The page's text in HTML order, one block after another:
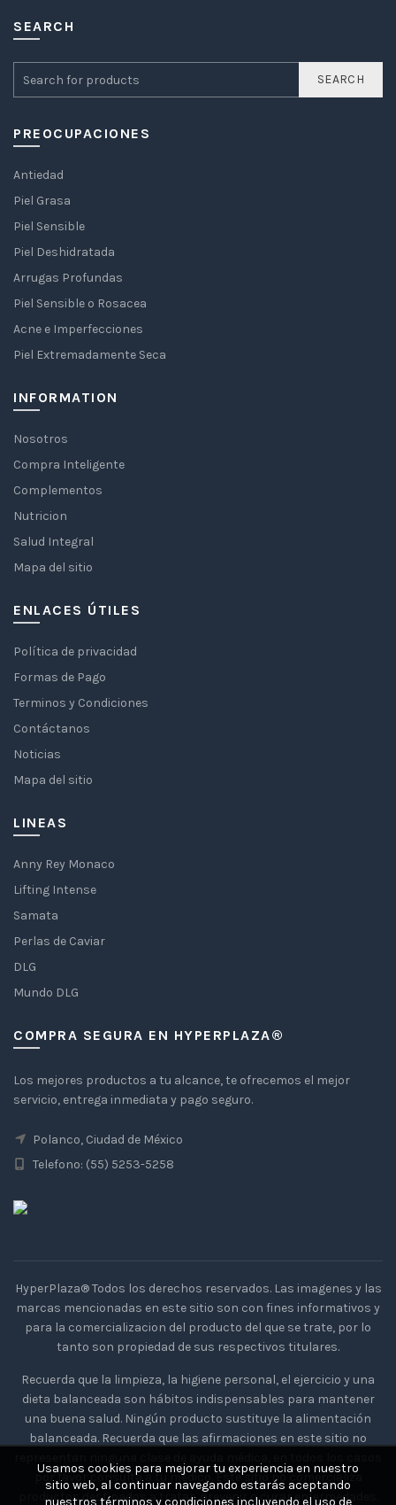
SEARCH
SEARCH
PREOCUPACIONES
Antiedad
Piel Grasa
Piel Sensible
Piel Deshidratada
Arrugas Profundas
Piel Sensible o Rosacea
Acne e Imperfecciones
Piel Extremadamente Seca
INFORMATION
Nosotros
Compra Inteligente
Complementos
Nutricion
Salud Integral
Mapa del sitio
ENLACES ÚTILES
Política de privacidad
Formas de Pago
Terminos y Condiciones
Contáctanos
Noticias
Mapa del sitio
LINEAS
Anny Rey Monaco
Lifting Intense
Samata
Perlas de Caviar
DLG
Mundo DLG
COMPRA SEGURA EN HYPERPLAZA®
Los mejores productos a tu alcance, te ofrecemos el mejor
servicio, entrega inmediata y pago seguro.
Polanco, Ciudad de México
Telefono: (55) 5253-5258
HyperPlaza® Todos los derechos reservados. Las imagenes y las
marcas mencionadas en este sitio son con fines informativos y
para la comercializacion del producto del que se trate, por lo
tanto son propiedad de sus respectivos titulares.
Recuerda que la limpieza, la higiene personal, el ejercicio y una
dieta balanceada son hábitos indispensables para mantener
una buena salud. Ningún producto sustituye la alimentación
balanceada. Recuerda que las afirmaciones en este sitio no
por favor consulta a tu medico. Este sitio no comercializa
productos destinados a tratar, prevenir o curar enfermedades.
Usamos cookies para mejorar tu experiencia en nuestro
sitio web, al continuar navegando estarás aceptando
nuestros términos y condiciones incluyendo el uso de